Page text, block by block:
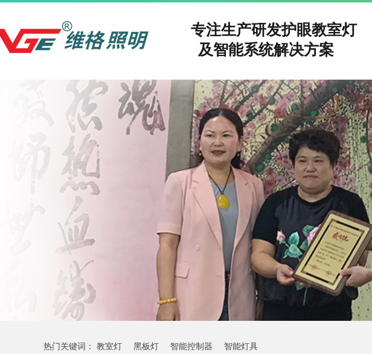
专注生产研发护眼教室灯
及智能系统解决方案
热门关键词： 教室灯 黑板灯 智能控制器 智能灯具